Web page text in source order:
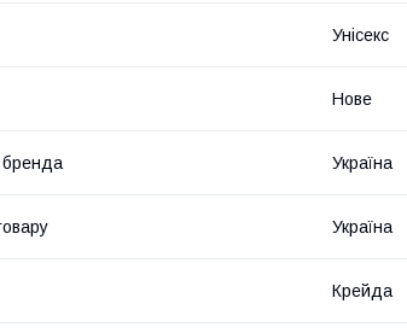
Унісекс
Нове
бренда Україна
Україна
Крейда